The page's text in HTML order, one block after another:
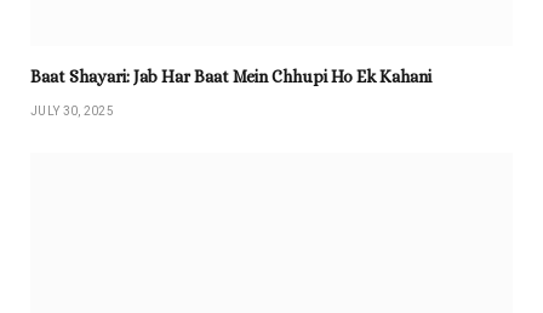
Baat Shayari: Jab Har Baat Mein Chhupi Ho Ek Kahani
JULY 30, 2025